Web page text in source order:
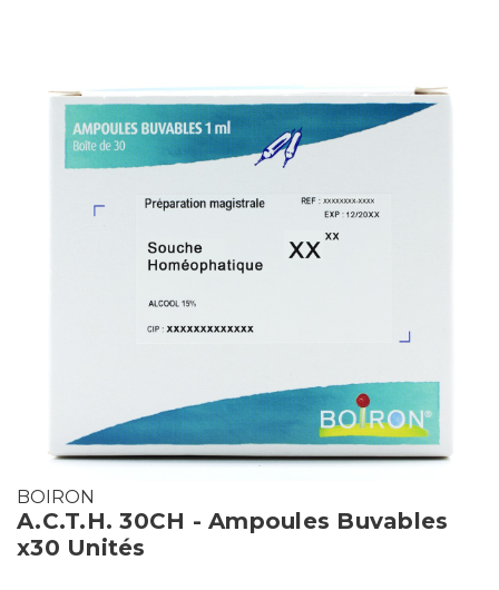
BOIRON
A.C.T.H. 30CH - Ampoules Buvables
x30 Unités